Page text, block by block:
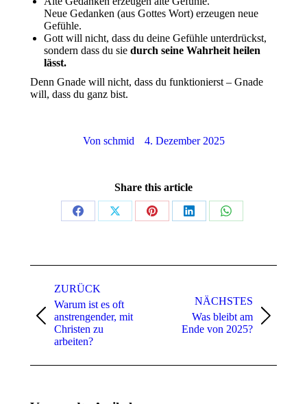
Neue Gedanken (aus Gottes Wort) erzeugen neue
Gefühle.
Gott will nicht, dass du deine Gefühle unterdrückst,
sondern dass du sie durch seine Wahrheit heilen
lässt.
Denn Gnade will nicht, dass du funktionierst – Gnade
will, dass du ganz bist.
Von schmid 4. Dezember 2025
Share this article
ZURÜCK
Warum ist es oft
anstrengender, mit
Christen zu
arbeiten?
NÄCHSTES
Was bleibt am
Ende von 2025?